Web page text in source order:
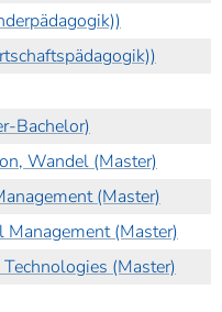
Bachelor)
Wandel (Master)
(Master)
Management (Master)
(Master)